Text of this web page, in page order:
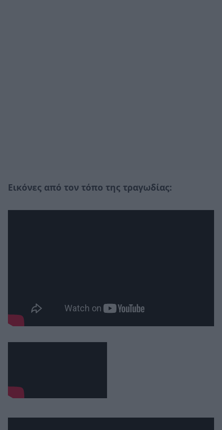
Εικόνες από τον τόπο της τραγωδίας: